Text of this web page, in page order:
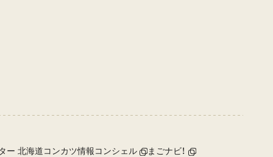
ー 北海道コンカツ情報コンシェル
まごナビ！